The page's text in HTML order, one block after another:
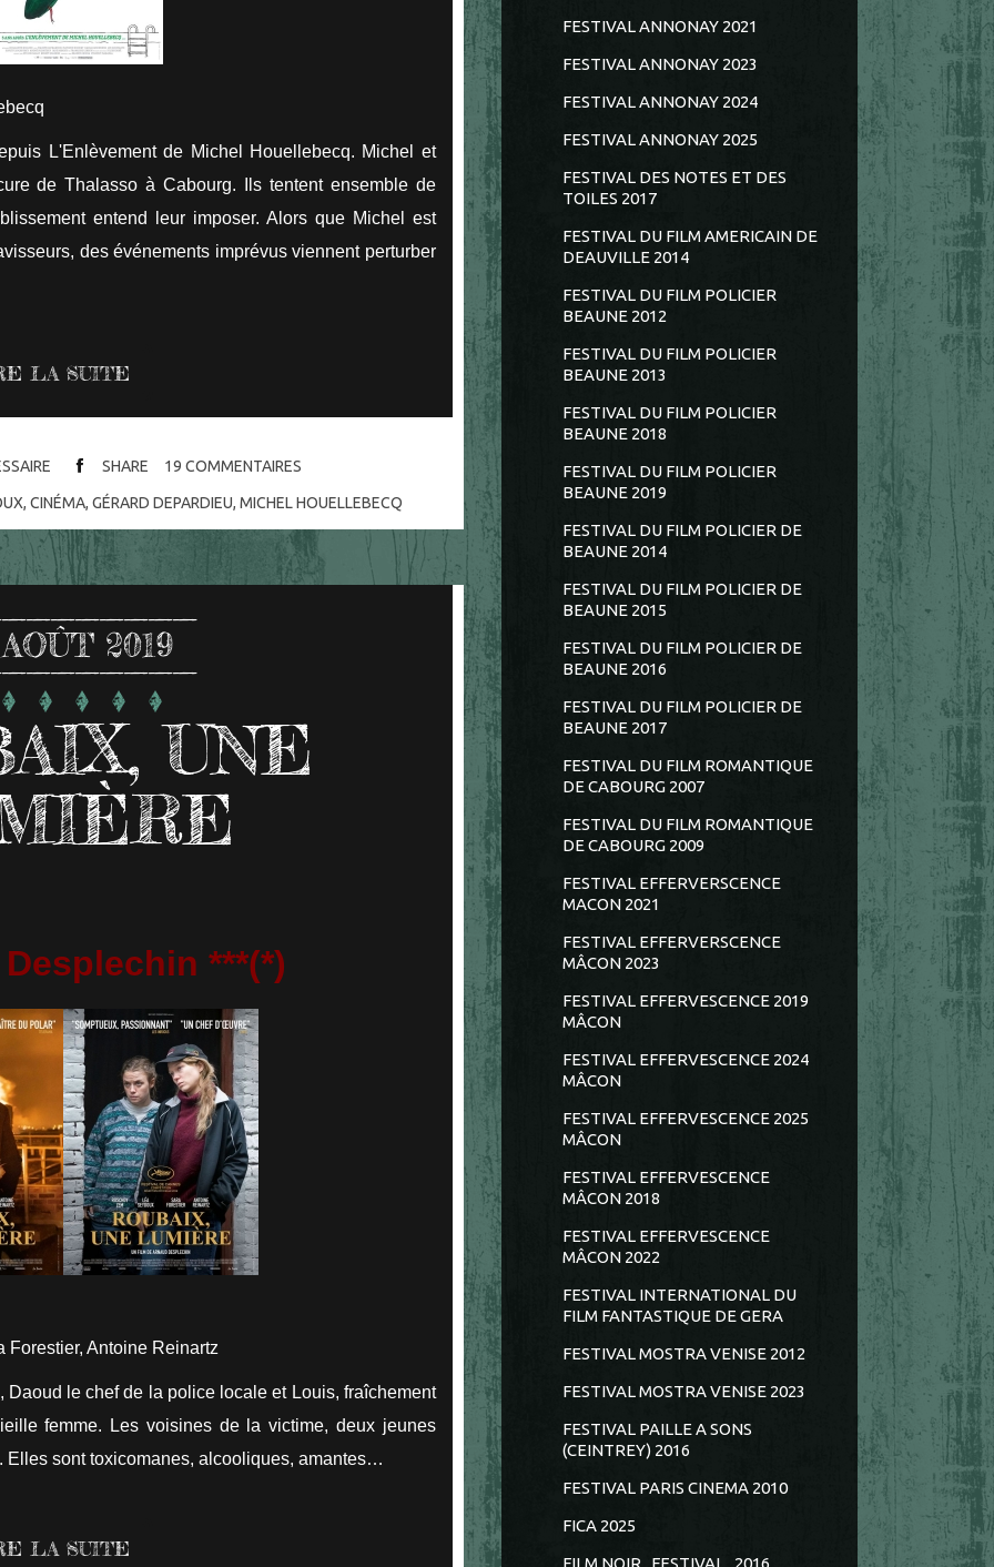
L'Enlèvement de Michel Houellebecq. Michel et
de Thalasso à Cabourg. Ils tentent ensemble de
entend leur imposer. Alors que Michel est
des événements imprévus viennent perturber
LA SUITE
SHARE 19 COMMENTAIRES
, CINÉMA, GÉRARD DEPARDIEU, MICHEL HOUELLEBECQ
AOÛT 2019
UNE
***(*)
Forestier, Antoine Reinartz
le chef de la police locale et Louis, fraîchement
femme. Les voisines de la victime, deux jeunes
Elles sont toxicomanes, alcooliques, amantes…
LA SUITE
FESTIVAL ANNONAY 2021
FESTIVAL ANNONAY 2023
FESTIVAL ANNONAY 2024
FESTIVAL ANNONAY 2025
FESTIVAL DES NOTES ET DES
TOILES 2017
FESTIVAL DU FILM AMERICAIN DE
DEAUVILLE 2014
FESTIVAL DU FILM POLICIER
BEAUNE 2012
FESTIVAL DU FILM POLICIER
BEAUNE 2013
FESTIVAL DU FILM POLICIER
BEAUNE 2018
FESTIVAL DU FILM POLICIER
BEAUNE 2019
FESTIVAL DU FILM POLICIER DE
BEAUNE 2014
FESTIVAL DU FILM POLICIER DE
BEAUNE 2015
FESTIVAL DU FILM POLICIER DE
BEAUNE 2016
FESTIVAL DU FILM POLICIER DE
BEAUNE 2017
FESTIVAL DU FILM ROMANTIQUE
DE CABOURG 2007
FESTIVAL DU FILM ROMANTIQUE
DE CABOURG 2009
FESTIVAL EFFERVERSCENCE
MACON 2021
FESTIVAL EFFERVERSCENCE
MÂCON 2023
FESTIVAL EFFERVESCENCE 2019
MÂCON
FESTIVAL EFFERVESCENCE 2024
MÂCON
FESTIVAL EFFERVESCENCE 2025
MÂCON
FESTIVAL EFFERVESCENCE
MÂCON 2018
FESTIVAL EFFERVESCENCE
MÂCON 2022
FESTIVAL INTERNATIONAL DU
FILM FANTASTIQUE DE GERA
FESTIVAL MOSTRA VENISE 2012
FESTIVAL MOSTRA VENISE 2023
FESTIVAL PAILLE A SONS
(CEINTREY) 2016
FESTIVAL PARIS CINEMA 2010
FICA 2025